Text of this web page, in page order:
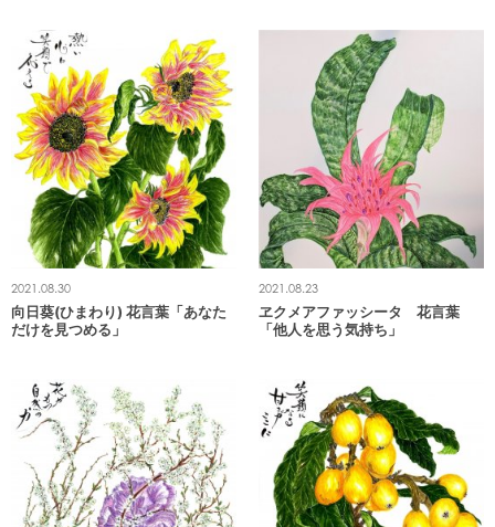
2021.08.30
向日葵(ひまわり) 花言葉「あなた
だけを見つめる」
2021.08.23
ヱクメアファッシータ 花言葉
「他人を思う気持ち」